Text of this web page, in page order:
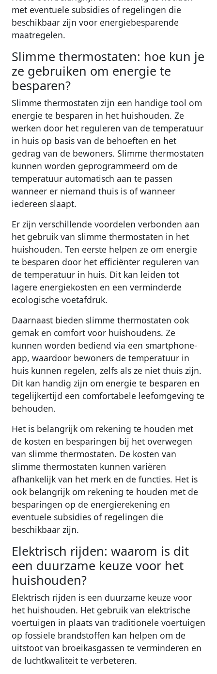
met eventuele subsidies of regelingen die
beschikbaar zijn voor energiebesparende
maatregelen.
Slimme thermostaten: hoe kun je
ze gebruiken om energie te
besparen?
Slimme thermostaten zijn een handige tool om
energie te besparen in het huishouden. Ze
werken door het reguleren van de temperatuur
in huis op basis van de behoeften en het
gedrag van de bewoners. Slimme thermostaten
kunnen worden geprogrammeerd om de
temperatuur automatisch aan te passen
wanneer er niemand thuis is of wanneer
iedereen slaapt.
Er zijn verschillende voordelen verbonden aan
het gebruik van slimme thermostaten in het
huishouden. Ten eerste helpen ze om energie
te besparen door het efficiënter reguleren van
de temperatuur in huis. Dit kan leiden tot
lagere energiekosten en een verminderde
ecologische voetafdruk.
Daarnaast bieden slimme thermostaten ook
gemak en comfort voor huishoudens. Ze
kunnen worden bediend via een smartphone-
app, waardoor bewoners de temperatuur in
huis kunnen regelen, zelfs als ze niet thuis zijn.
Dit kan handig zijn om energie te besparen en
tegelijkertijd een comfortabele leefomgeving te
behouden.
Het is belangrijk om rekening te houden met
de kosten en besparingen bij het overwegen
van slimme thermostaten. De kosten van
slimme thermostaten kunnen variëren
afhankelijk van het merk en de functies. Het is
ook belangrijk om rekening te houden met de
besparingen op de energierekening en
eventuele subsidies of regelingen die
beschikbaar zijn.
Elektrisch rijden: waarom is dit
een duurzame keuze voor het
huishouden?
Elektrisch rijden is een duurzame keuze voor
het huishouden. Het gebruik van elektrische
voertuigen in plaats van traditionele voertuigen
op fossiele brandstoffen kan helpen om de
uitstoot van broeikasgassen te verminderen en
de luchtkwaliteit te verbeteren.